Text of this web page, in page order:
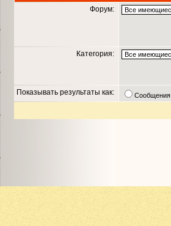
Форум:
Категория:
Показывать результаты как: Сообщения